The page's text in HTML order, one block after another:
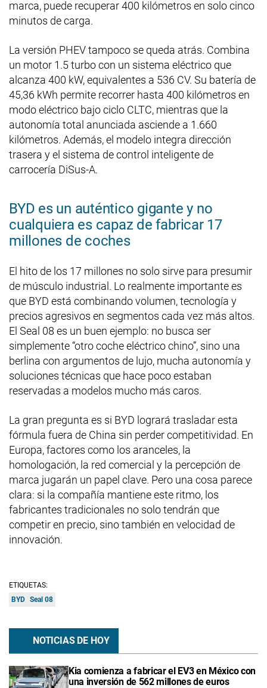
marca, puede recuperar 400 kilómetros en solo cinco
minutos de carga.
La versión PHEV tampoco se queda atrás. Combina
un motor 1.5 turbo con un sistema eléctrico que
alcanza 400 kW, equivalentes a 536 CV. Su batería de
45,36 kWh permite recorrer hasta 400 kilómetros en
modo eléctrico bajo ciclo CLTC, mientras que la
autonomía total anunciada asciende a 1.660
kilómetros. Además, el modelo integra dirección
trasera y el sistema de control inteligente de
carrocería DiSus-A.
BYD es un auténtico gigante y no
cualquiera es capaz de fabricar 17
millones de coches
El hito de los 17 millones no solo sirve para presumir
de músculo industrial. Lo realmente importante es
que BYD está combinando volumen, tecnología y
precios agresivos en segmentos cada vez más altos.
El Seal 08 es un buen ejemplo: no busca ser
simplemente “otro coche eléctrico chino”, sino una
berlina con argumentos de lujo, mucha autonomía y
soluciones técnicas que hace poco estaban
reservadas a modelos mucho más caros.
La gran pregunta es si BYD logrará trasladar esta
fórmula fuera de China sin perder competitividad. En
Europa, factores como los aranceles, la
homologación, la red comercial y la percepción de
marca jugarán un papel clave. Pero una cosa parece
clara: si la compañía mantiene este ritmo, los
fabricantes tradicionales no solo tendrán que
competir en precio, sino también en velocidad de
innovación.
ETIQUETAS:
BYD Seal 08
NOTICIAS DE HOY
Kia comienza a fabricar el EV3 en México con
una inversión de 562 millones de euros